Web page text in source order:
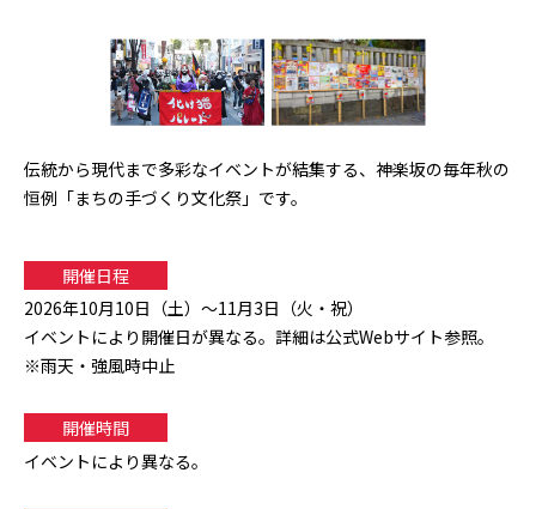
伝統から現代まで多彩なイベントが結集する、神楽坂の毎年秋の
恒例「まちの手づくり文化祭」です。
開催日程
2026年10月10日（土）～11月3日（火・祝）
イベントにより開催日が異なる。詳細は公式Webサイト参照。
※雨天・強風時中止
開催時間
イベントにより異なる。